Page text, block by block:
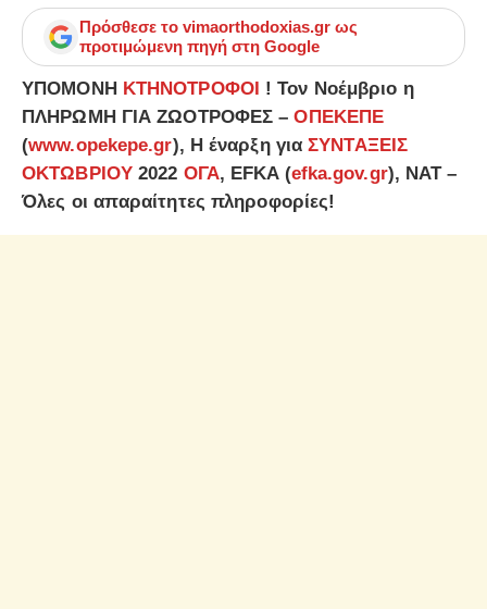
Πρόσθεσε το vimaorthodoxias.gr ως
προτιμώμενη πηγή στη Google
ΥΠΟΜΟΝΗ ΚΤΗΝΟΤΡΟΦΟΙ ! Τον Νοέμβριο η
ΠΛΗΡΩΜΗ ΓΙΑ ΖΩΟΤΡΟΦΕΣ –ΟΠΕΚΕΠΕ
(www.opekepe.gr), Η έναρξη γιαΣΥΝΤΑΞΕΙΣ
ΟΚΤΩΒΡΙΟΥ2022 ΟΓΑ, EFKA (efka.gov.gr), NAT –
Όλες οι απαραίτητες πληροφορίες!